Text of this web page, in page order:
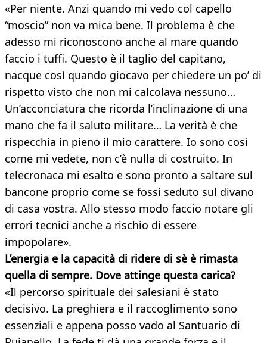
«Per niente. Anzi quando mi vedo col capello
“moscio” non va mica bene. Il problema è che
adesso mi riconoscono anche al mare quando
faccio i tuffi. Questo è il taglio del capitano,
nacque così quando giocavo per chiedere un po’ di
rispetto visto che non mi calcolava nessuno…
Un’acconciatura che ricorda l’inclinazione di una
mano che fa il saluto militare… La verità è che
rispecchia in pieno il mio carattere. Io sono così
come mi vedete, non c’è nulla di costruito. In
telecronaca mi esalto e sono pronto a saltare sul
bancone proprio come se fossi seduto sul divano
di casa vostra. Allo stesso modo faccio notare gli
errori tecnici anche a rischio di essere
impopolare».
L’energia e la capacità di ridere di sè è rimasta
quella di sempre. Dove attinge questa carica?
«Il percorso spirituale dei salesiani è stato
decisivo. La preghiera e il raccoglimento sono
essenziali e appena posso vado al Santuario di